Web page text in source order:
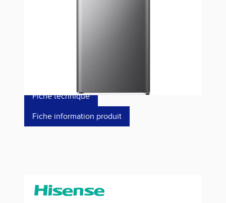
Fiche technique
Fiche information produit